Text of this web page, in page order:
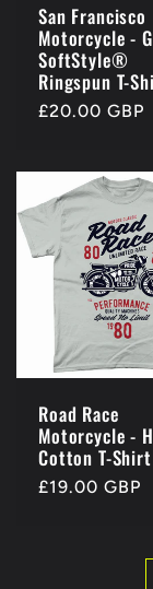
San Francisco
Motorcycle -
SoftStyle®
Ringspun T-
Prezzo
£20.00 GBP
Road Race
Motorcycle -
Cotton T-Shirt
Prezzo
£19.00 GBP